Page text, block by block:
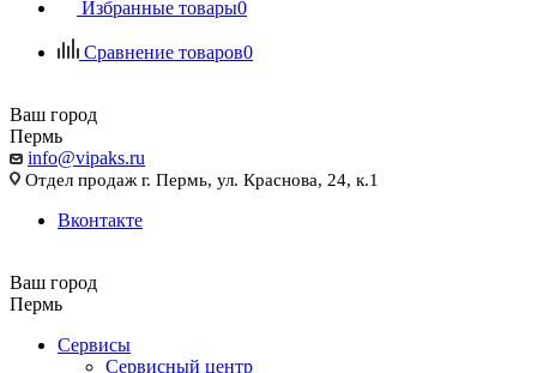
Избранные товары0
Сравнение товаров0
Ваш город
Пермь
info@vipaks.ru
Отдел продаж г. Пермь, ул. Краснова, 24, к.1
Вконтакте
Ваш город
Пермь
Сервисы
Сервисный центр